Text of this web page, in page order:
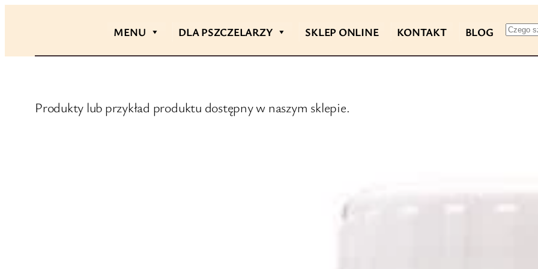
MENU DLA PSZCZELARZY SKLEP ONLINE KONTAKT BLOG Szukaj
Produkty lub przykład produktu dostępny w naszym sklepie.